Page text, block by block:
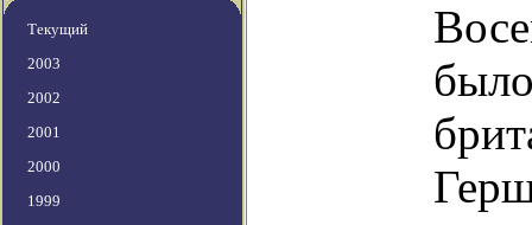
Текущий
2003
2002
2001
2000
1999